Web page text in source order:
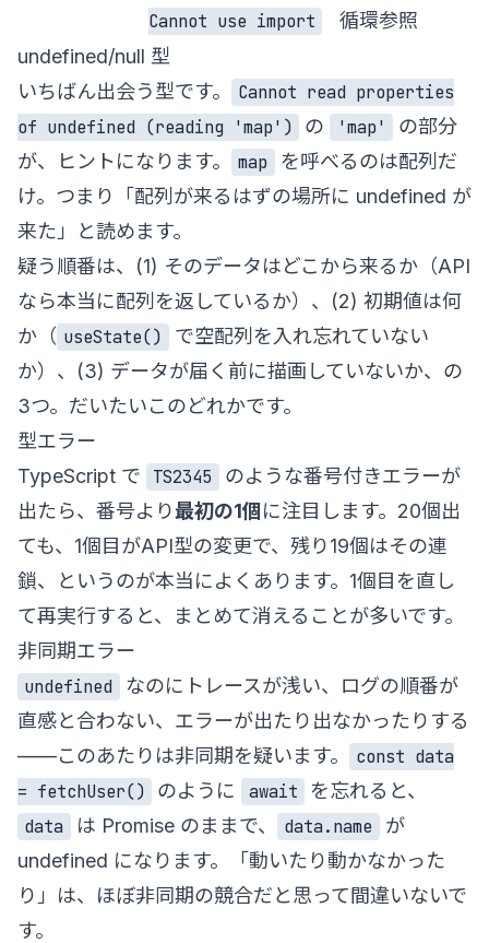
Cannot use import
循環参照
undefined/null 型
いちばん出会う型です。
Cannot read properties
of undefined (reading 'map')
の 'map'
の部分
が、ヒントになります。
map
を呼べるのは配列だ
け。つまり「配列が来るはずの場所に undefined が
来た」と読めます。
疑う順番は、(1) そのデータはどこから来るか（API
なら本当に配列を返しているか）、(2) 初期値は何
か（ useState()
で空配列を入れ忘れていない
か）、(3) データが届く前に描画していないか、の
3つ。だいたいこのどれかです。
型エラー
TypeScript で
TS2345
のような番号付きエラーが
出たら、番号より最初の1個 に注目します。20個出
ても、1個目がAPI型の変更で、残り19個はその連
鎖、というのが本当によくあります。1個目を直し
て再実行すると、まとめて消えることが多いです。
非同期エラー
undefined
なのにトレースが浅い、ログの順番が
直感と合わない、エラーが出たり出なかったりする
——このあたりは非同期を疑います。
const data
= fetchUser()
のように await
を忘れると、
data
は Promise のままで、 data.name
が
undefined になります。「動いたり動かなかった
り」は、ほぼ非同期の競合だと思って間違いないで
す。